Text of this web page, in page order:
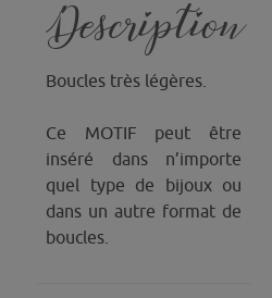
Description
Boucles très légères.
Ce MOTIF peut être
inséré dans n’importe
quel type de bijoux ou
dans un autre format de
boucles.